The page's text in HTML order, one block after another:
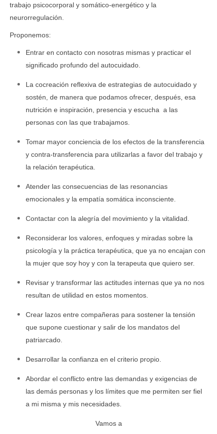
trabajo psicocorporal y somático-energético y la
neurorregulación
Proponemos:
Entrar en contacto con nosotras mismas y practicar el
significado profundo del autocuidado.
La cocreación reflexiva de estrategias de autocuidado y
sostén, de manera que podamos ofrecer, después, esa
nutrición e inspiración, presencia y escucha a las
personas con las que trabajamos.
Tomar mayor conciencia de los efectos de la transferencia
y contra-transferencia para utilizarlas a favor del trabajo y
la relación terapéutica.
Atender las consecuencias de las resonancias
emocionales y la empatía somática inconsciente.
Contactar con la alegría del movimiento y la vitalidad.
Reconsiderar los valores, enfoques y miradas sobre la
psicología y la práctica terapéutica, que ya no encajan con
la mujer que soy hoy y con la terapeuta que quiero ser.
Revisar y transformar las actitudes internas que ya no nos
resultan de utilidad en estos momentos.
Crear lazos entre compañeras para sostener la tensión
que supone cuestionar y salir de los mandatos del
patriarcado.
Desarrollar la confianza en el criterio propio.
Abordar el conflicto entre las demandas y exigencias de
las demás personas y los límites que me permiten ser fiel
a mi misma y mis necesidades.
Vamos a